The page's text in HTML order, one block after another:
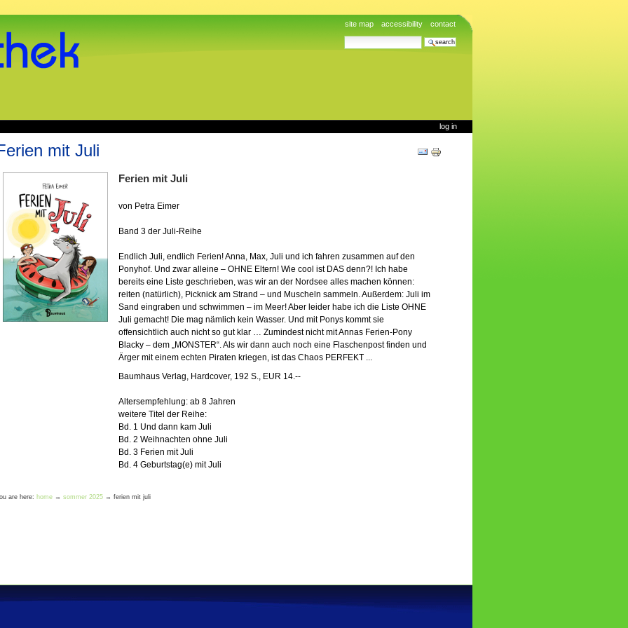
site map accessibility
contact
search site
log in
Document
Actions
mit Juli
Ferien mit Juli
von Petra Eimer
Band 3 der Juli-Reihe
Endlich Juli, endlich Ferien! Anna, Max, Juli und ich fahren zusammen auf den
Ponyhof. Und zwar alleine – OHNE Eltern! Wie cool ist DAS denn?! Ich habe
bereits eine Liste geschrieben, was wir an der Nordsee alles machen können:
reiten (natürlich), Picknick am Strand – und Muscheln sammeln. Außerdem: Juli im
Sand eingraben und schwimmen – im Meer! Aber leider habe ich die Liste OHNE
Juli gemacht! Die mag nämlich kein Wasser. Und mit Ponys kommt sie
offensichtlich auch nicht so gut klar … Zumindest nicht mit Annas Ferien-Pony
Blacky – dem „MONSTER“. Als wir dann auch noch eine Flaschenpost finden und
Ärger mit einem echten Piraten kriegen, ist das Chaos PERFEKT ...
Baumhaus Verlag, Hardcover, 192 S., EUR 14.--
Altersempfehlung: ab 8 Jahren
weitere Titel der Reihe:
Bd. 1 Und dann kam Juli
Bd. 2 Weihnachten ohne Juli
Bd. 3 Ferien mit Juli
Bd. 4 Geburtstag(e) mit Juli
are here: home → sommer 2025 → ferien mit juli